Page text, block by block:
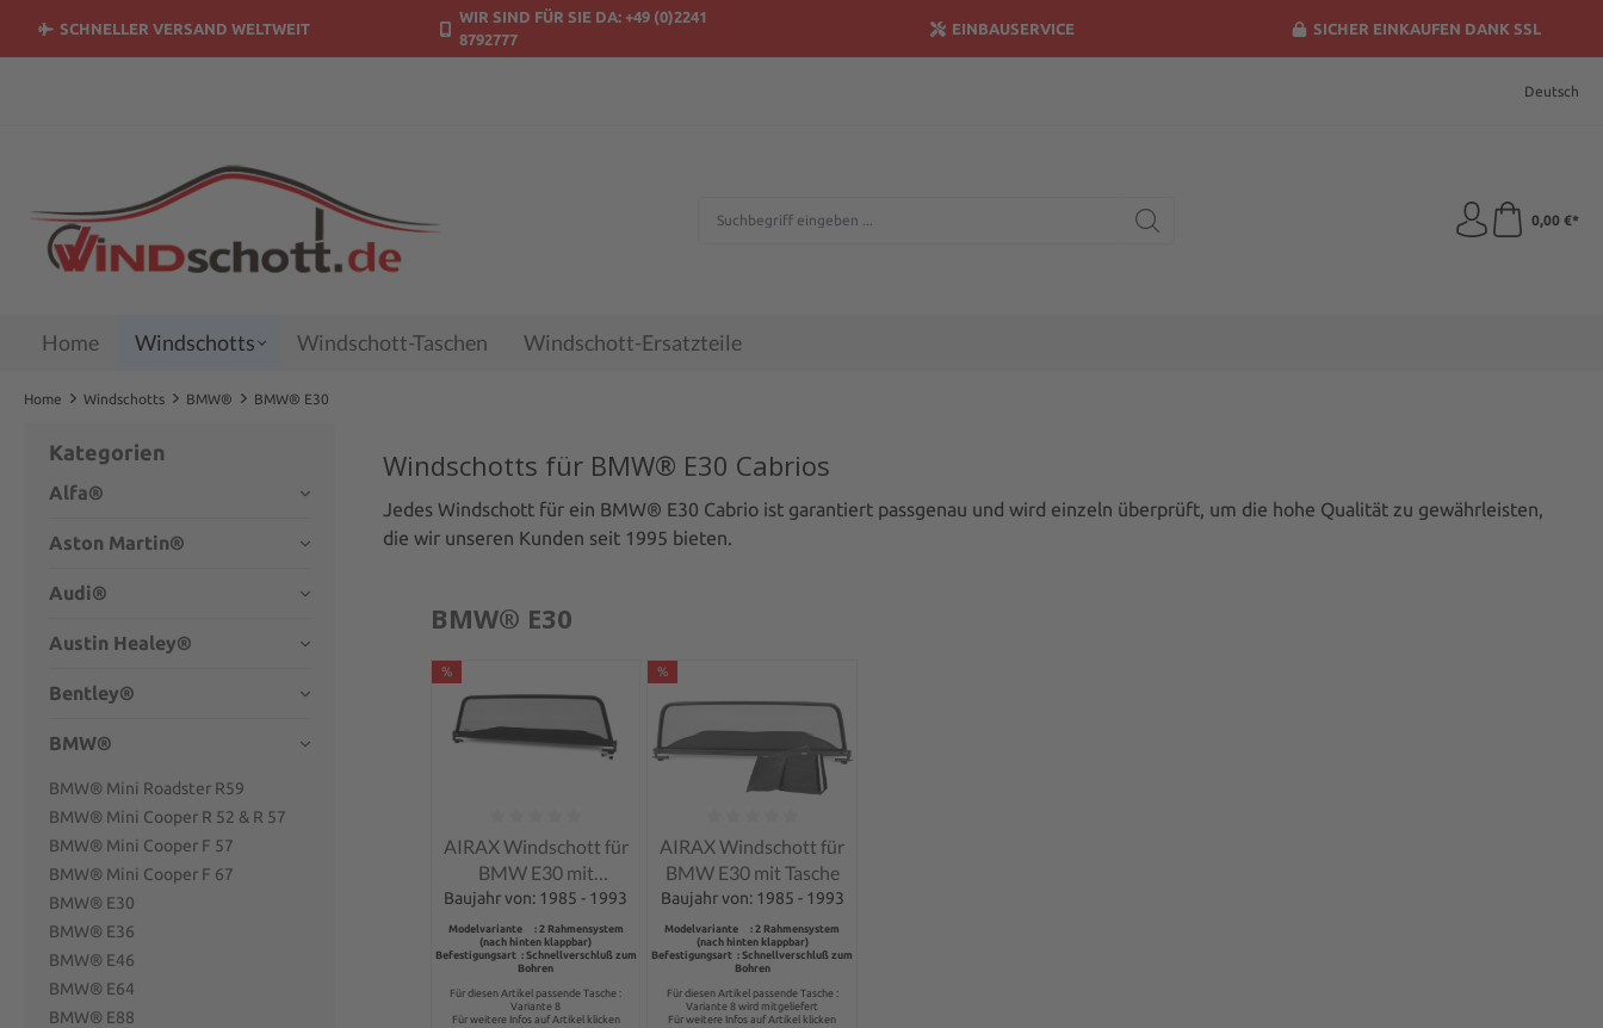
Zur Hauptnavigation springen
SCHNELLER VERSAND WELTWEIT
WIR SIND FÜR SIE DA: +49 (0)2241
8792777
EINBAUSERVICE SICHER EINKAUFEN DANK SSL
Deutsch
0,00 €*
Home Windschotts Windschott-Taschen Windschott-Ersatzteile
Home Windschotts BMW® BMW® E30
Kategorien
Alfa®
Aston Martin®
Audi®
Austin Healey®
Bentley®
BMW®
BMW® Mini Roadster R59
BMW® Mini Cooper R 52 & R 57
BMW® Mini Cooper F 57
BMW® Mini Cooper F 67
BMW® E30
BMW® E36
BMW® E46
BMW® E64
BMW® E88
Windschotts für BMW® E30 Cabrios
Jedes Windschott für ein BMW® E30 Cabrio ist garantiert passgenau und wird einzeln überprüft, um die hohe Qualität zu gewährleisten,
die wir unseren Kunden seit 1995 bieten.
BMW® E30
%
Durchschnittliche Bewertung von 0 von 5 Sternen
AIRAX Windschott für
BMW E30 mit
Schnellverschluss
Baujahr von: 1985 - 1993
Modelvariante : 2 Rahmensystem
(nach hinten klappbar)
Befestigungsart : Schnellverschluß zum
Bohren
Für diesen Artikel passende Tasche :
Variante 8
Für weitere Infos auf Artikel klicken
%
Durchschnittliche Bewertung von 0 von 5 Sternen
AIRAX Windschott für
BMW E30 mit Tasche
Baujahr von: 1985 - 1993
Modelvariante : 2 Rahmensystem
(nach hinten klappbar)
Befestigungsart : Schnellverschluß zum
Bohren
Für diesen Artikel passende Tasche :
Variante 8 wird mitgeliefert
Für weitere Infos auf Artikel klicken